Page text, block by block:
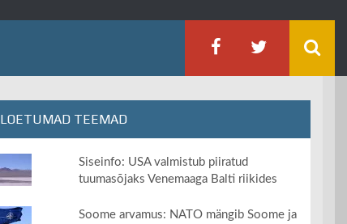
LOETUMAD TEEMAD
Siseinfo: USA valmistub piiratud
tuumasõjaks Venemaaga Balti riikides
Soome arvamus: NATO mängib Soome ja